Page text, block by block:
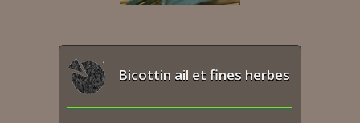
Bicottin ail et fines herbes